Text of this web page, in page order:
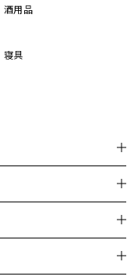
酒用品
寝具
掃除機
デスクライト